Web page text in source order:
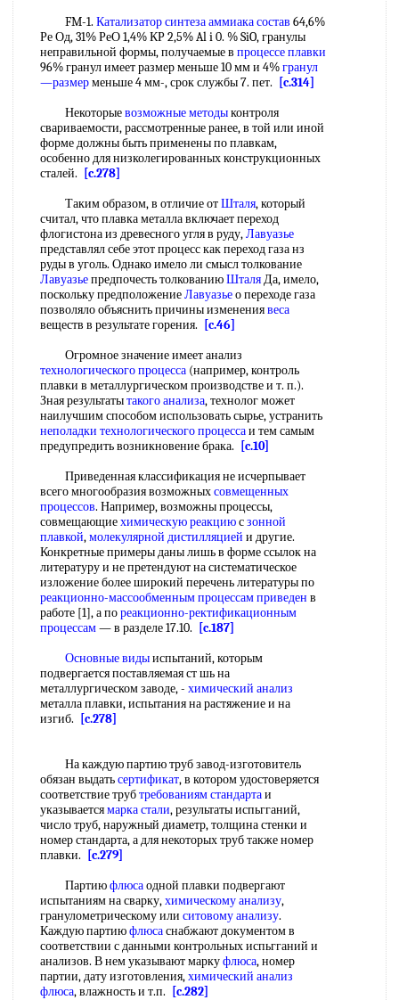
FM-1. Катализатор синтеза аммиака состав 64,6%
Ре Од, 31% РеО 1,4% КР 2,5% Al i 0. % SiO, гранулы
неправильной формы, получаемые в процессе плавки
96% гранул имеет размер меньше 10 мм и 4%гранул
—размерменьше 4 мм-, срок службы 7. пет.
[c.314]
Некоторыевозможные методыконтроля
свариваемости, рассмотренные ранее, в той или иной
форме должны быть применены по плавкам,
особенно для низколегированных конструкционных
сталей.
[c.278]
Таким образом, в отличие отШталя, который
считал, что плавка металла включает переход
флогистона из древесного угля в руду,Лавуазье
представлял себе этот процесс как переход газа нз
руды в уголь. Однако имело ли смысл толкование
Лавуазьепредпочесть толкованиюШталяДа, имело,
поскольку предположениеЛавуазьео переходе газа
позволяло объяснить причины изменениявеса
веществ в результате горения.
[c.46]
Огромное значение имеет анализ
технологического процесса (например, контроль
плавки в металлургическом производстве и т. п.).
Зная результатытакого анализа, технолог может
наилучшим способом использовать сырье, устранить
неполадки технологического процессаи тем самым
предупредить возникновение брака.
[c.10]
Приведенная классификация не исчерпывает
всего многообразия возможныхсовмещенных
процессов. Например, возможны процессы,
совмещающиехимическую реакциюсзонной
плавкой,молекулярной дистилляцией и другие.
Конкретные примеры даны лишь в форме ссылок на
литературу и не претендуют на систематическое
изложение более широкий перечень литературы по
реакционно-массообменным процессамприведен в
работе [1], а пореакционно-ректификационным
процессам— в разделе 17.10.
[c.187]
Основные видыиспытаний, которым
подвергается поставляемая ст шь на
металлургическом заводе, - химический анализ
металла плавки, испытания на растяжение и на
изгиб.
[c.278]
На каждую партию труб завод-изготовитель
обязан выдатьсертификат, в котором удостоверяется
соответствие трубтребованиям стандартаи
указываетсямарка стали, результаты испьгганий,
число труб, наружный диаметр, толщина стенки и
номер стандарта, а для некоторых труб также номер
плавки.
[c.279]
Партиюфлюсаодной плавки подвергают
испытаниям на сварку,химическому анализу,
гранулометрическому или ситовому анализу.
Каждую партиюфлюсаснабжают документом в
соответствии с данными контрольных испьгганий и
анализов. В нем указывают маркуфлюса, номер
партии, дату изготовления,химический анализ
флюса, влажность и т.п.
[c.282]